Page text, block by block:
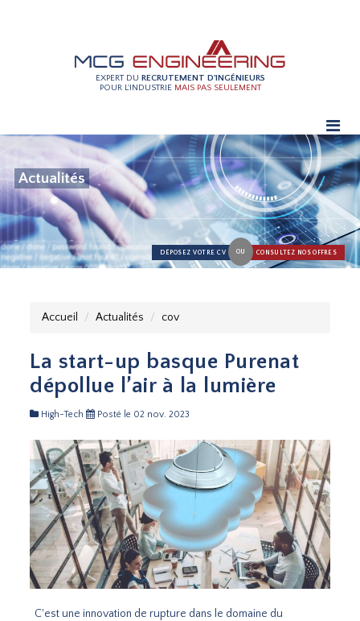
EXPERT DU RECRUTEMENT D'INGÉNIEURS
POUR L'INDUSTRIE MAIS PAS SEULEMENT
Actualités
DÉPOSEZ VOTRE CV OU CONSULTEZ NOS OFFRES
Accueil Actualités cov
La start-up basque Purenat
dépollue l’air à la lumière
High-Tech Posté le 02 nov. 2023
C'est une innovation de rupture dans le domaine du